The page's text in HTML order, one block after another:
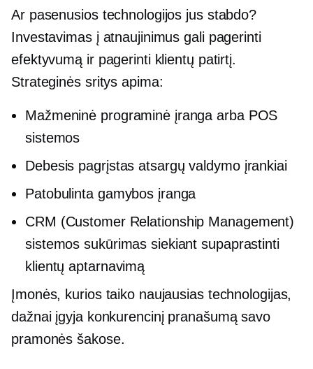
Ar pasenusios technologijos jus stabdo?
Investavimas į atnaujinimus gali pagerinti
efektyvumą ir pagerinti klientų patirtį.
Strateginės sritys apima:
Mažmeninė programinė įranga arba POS
sistemos
Debesis pagrįstas atsargų valdymo įrankiai
Patobulinta gamybos įranga
CRM (Customer Relationship Management)
sistemos sukūrimas siekiant supaprastinti
klientų aptarnavimą
Įmonės, kurios taiko naujausias technologijas,
dažnai įgyja konkurencinį pranašumą savo
pramonės šakose.